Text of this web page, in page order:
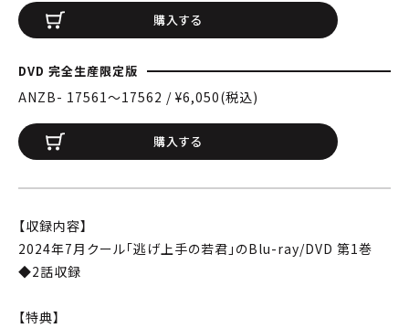
購入する
DVD 完全生産限定版
ANZB- 17561〜17562 / ¥6,050(税込)
購入する
【収録内容】
2024年7月クール「逃げ上手の若君」のBlu-ray/DVD 第1巻
◆2話収録
【特典】